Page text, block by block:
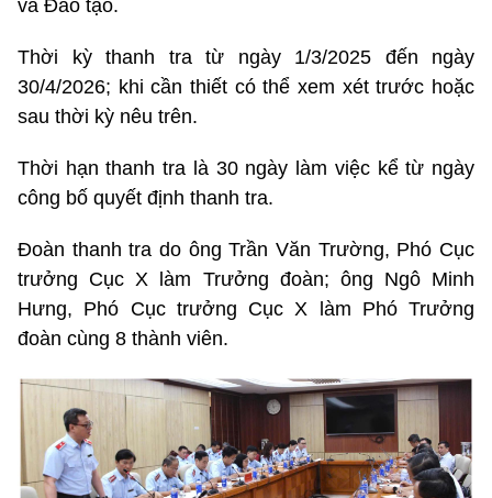
và Đào tạo.
Thời kỳ thanh tra từ ngày 1/3/2025 đến ngày
30/4/2026; khi cần thiết có thể xem xét trước hoặc
sau thời kỳ nêu trên.
Thời hạn thanh tra là 30 ngày làm việc kể từ ngày
công bố quyết định thanh tra.
Đoàn thanh tra do ông Trần Văn Trường, Phó Cục
trưởng Cục X làm Trưởng đoàn; ông Ngô Minh
Hưng, Phó Cục trưởng Cục X làm Phó Trưởng
đoàn cùng 8 thành viên.